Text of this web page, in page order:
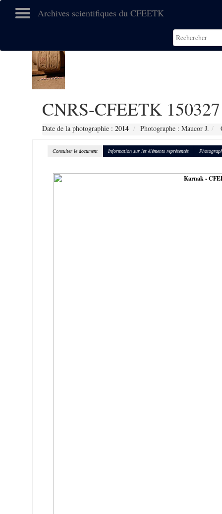
Archives scientifiques du CFEETK
CNRS-CFEETK 150327
Date de la photographie : 2014 Photographe : Maucor J.
Consulter le document Information sur les éléments représentés